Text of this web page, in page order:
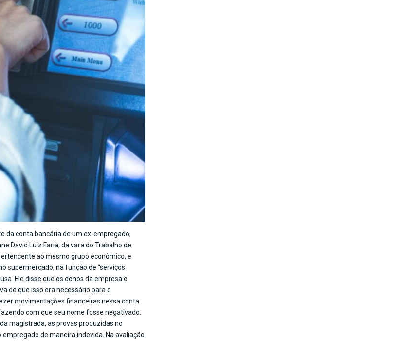
da conta bancária de um ex-empregado,
David Luiz Faria, da vara do Trabalho de
ao mesmo grupo econômico, e
supermercado, na função de “serviços
Ele disse que os donos da empresa o
de que isso era necessário para o
movimentações financeiras nessa conta
com que seu nome fosse negativado.
magistrada, as provas produzidas no
de maneira indevida. Na avaliação